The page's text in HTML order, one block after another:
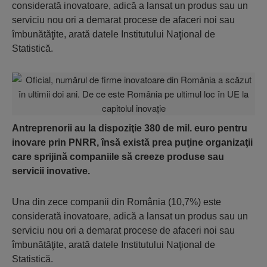
considerată inovatoare, adică a lansat un produs sau un
serviciu nou ori a demarat procese de afaceri noi sau
îmbunătăţite, arată datele Institutului Naţional de
Statistică.
Antreprenorii au la dispoziţie 380 de mil. euro pentru
inovare prin PNRR, însă există prea puţine organizaţii
care sprijină companiile să creeze produse sau
servicii inovative.
Una din zece companii din România (10,7%) este
considerată inovatoare, adică a lansat un produs sau un
serviciu nou ori a demarat procese de afaceri noi sau
îmbunătăţite, arată datele Institutului Naţional de
Statistică.